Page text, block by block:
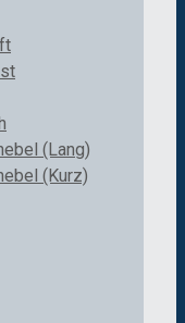
(Lang)
(Kurz)